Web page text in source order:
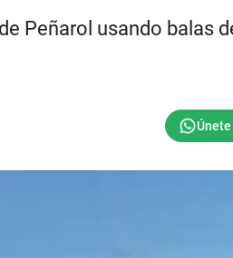
Peñarol usando balas